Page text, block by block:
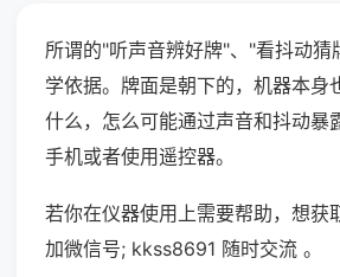
所谓的"听声音辨好牌"、"看抖动猜
学依据。牌面是朝下的，机器本身
什么，怎么可能通过声音和抖动暴
手机或者使用遥控器。
若你在仪器使用上需要帮助，想获
加微信号; kkss8691 随时交流 。